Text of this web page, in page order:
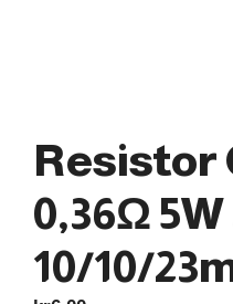
Resistor
0,36Ω
10/10/